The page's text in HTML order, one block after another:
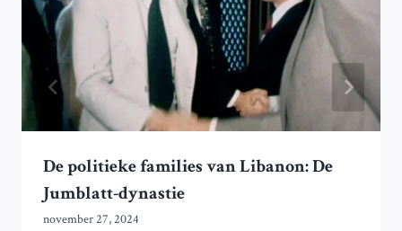
De politieke families van Libanon: De
Jumblatt-dynastie
november 27, 2024